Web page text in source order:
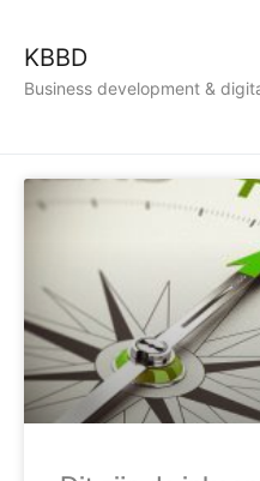
KBBD
Business development &